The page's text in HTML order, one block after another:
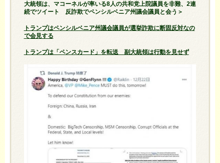
大統領は、マコーネルが率いる8人の共和党上院議員を非難、2連
続でツイート 反詐欺でペンシルベニア州議会議員と会う＞
トランプはペンシルベニア州議会議員が選挙詐欺に断固反対なの
で会見する
トランプは「ペンスカード」を転送 副大統領は行動を見せず